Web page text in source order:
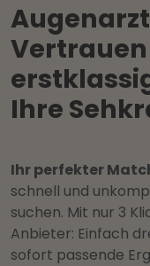
Vertrauen
Ihre
Ihr perfekter
schnell und
suchen. Mit nur 3
Anbieter: Einfach
sofort passende